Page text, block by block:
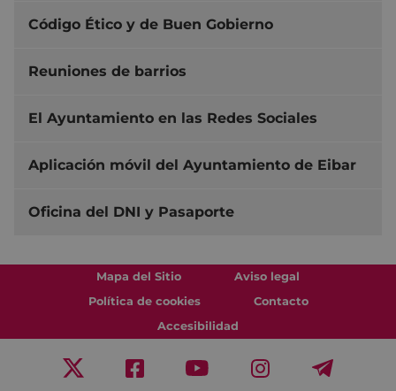
Código Ético y de Buen Gobierno
Reuniones de barrios
El Ayuntamiento en las Redes Sociales
Aplicación móvil del Ayuntamiento de Eibar
Oficina del DNI y Pasaporte
Mapa del Sitio
Aviso legal
Política de cookies
Contacto
Accesibilidad